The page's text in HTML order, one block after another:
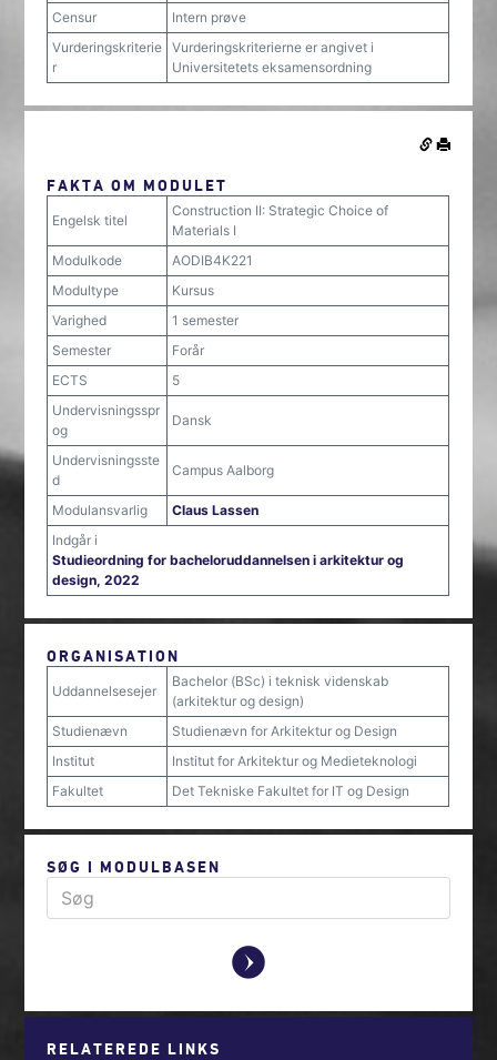
Censur
Intern prøve
Vurderingskriterie
r
Vurderingskriterierne er angivet i
Universitetets eksamensordning
FAKTA OM MODULET
Engelsk titel
Construction II: Strategic Choice of
Materials I
Modulkode
AODIB4K221
Modultype
Kursus
Varighed
1 semester
Semester
Forår
ECTS
5
Undervisningsspr
og
Dansk
Undervisningsste
d
Campus Aalborg
Modulansvarlig
Claus Lassen
Indgår i
Studieordning for bacheloruddannelsen i arkitektur og
design, 2022
ORGANISATION
Uddannelsesejer
Bachelor (BSc) i teknisk videnskab
(arkitektur og design)
Studienævn
Studienævn for Arkitektur og Design
Institut
Institut for Arkitektur og Medieteknologi
Fakultet
Det Tekniske Fakultet for IT og Design
SØG I MODULBASEN
y
RELATEREDE LINKS